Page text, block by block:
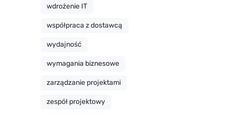
wdrożenie IT
współpraca z dostawcą
wydajność
wymagania biznesowe
zarządzanie projektami
zespół projektowy